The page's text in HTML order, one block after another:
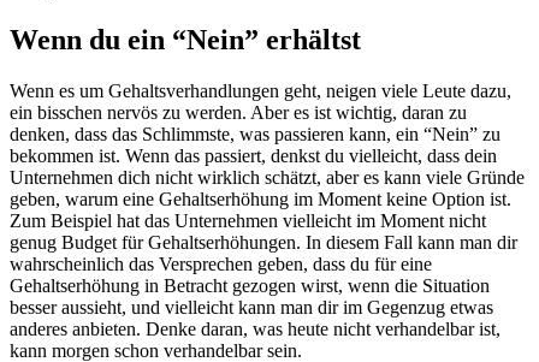
Wenn du ein “Nein” erhältst
Wenn es um Gehaltsverhandlungen geht, neigen viele Leute dazu,
ein bisschen nervös zu werden. Aber es ist wichtig, daran zu
denken, dass das Schlimmste, was passieren kann, ein “Nein” zu
bekommen ist. Wenn das passiert, denkst du vielleicht, dass dein
Unternehmen dich nicht wirklich schätzt, aber es kann viele Gründe
geben, warum eine Gehaltserhöhung im Moment keine Option ist.
Zum Beispiel hat das Unternehmen vielleicht im Moment nicht
genug Budget für Gehaltserhöhungen. In diesem Fall kann man dir
wahrscheinlich das Versprechen geben, dass du für eine
Gehaltserhöhung in Betracht gezogen wirst, wenn die Situation
besser aussieht, und vielleicht kann man dir im Gegenzug etwas
anderes anbieten. Denke daran, was heute nicht verhandelbar ist,
kann morgen schon verhandelbar sein.